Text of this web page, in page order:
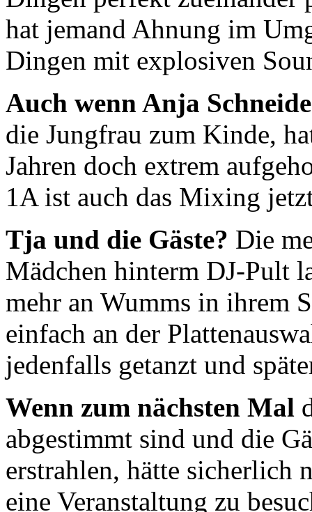
hat jemand Ahnung im
Dingen mit explosiven
Auch wenn Anja
die Jungfrau zum Kinde,
Jahren doch extrem
1A ist auch das Mixing
Tja und die Gäste? Die
Mädchen hinterm DJ-Pult
mehr an Wumms in ihrem
einfach an der
jedenfalls getanzt und
Wenn zum nächsten Mal
abgestimmt sind und die
erstrahlen, hätte sicherlich
eine Veranstaltung zu